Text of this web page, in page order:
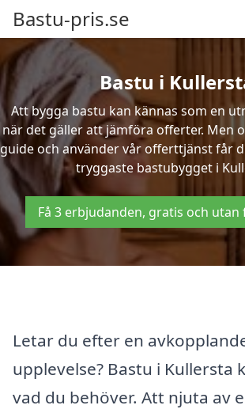
Bastu-pris.se
Bastu i
Att bygga bastu kan kännas som en
när det gäller att jämföra offerter. Men
guide och använder vår offerttjänst får
tryggaste bastubygget i
Få 3 erbjudanden, gratis och
Letar du efter en
upplevelse? Bastu i Kullersta
vad du behöver. Att njuta av